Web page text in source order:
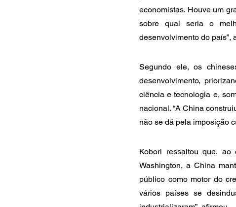
economistas. Houve um
sobre qual seria o
desenvolvimento do país”,
Segundo ele, os
desenvolvimento,
ciência e tecnologia e,
nacional. “A China
não se dá pela imposição
Kobori ressaltou que,
Washington, a China
público como motor do
vários países se